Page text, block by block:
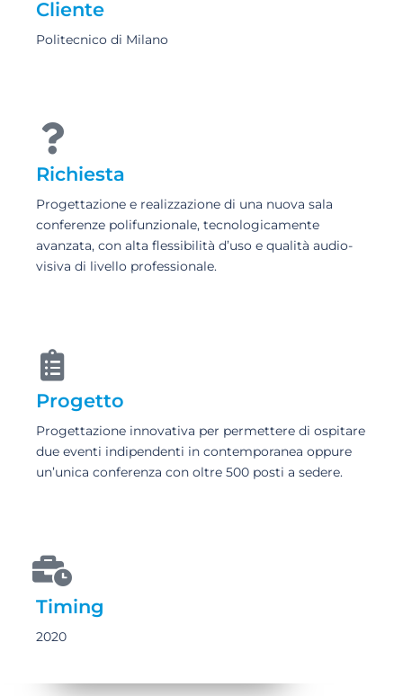
Cliente
Politecnico di Milano
Richiesta
Progettazione e realizzazione di una nuova sala
conferenze polifunzionale, tecnologicamente
avanzata, con alta flessibilità d’uso e qualità audio-
visiva di livello professionale.
Progetto
Progettazione innovativa per permettere di ospitare
due eventi indipendenti in contemporanea oppure
un’unica conferenza con oltre 500 posti a sedere.
Timing
2020